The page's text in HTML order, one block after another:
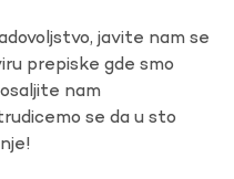
javite nam se
prepiske gde smo
nam
se da u sto